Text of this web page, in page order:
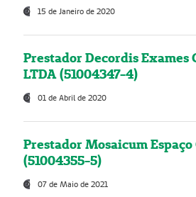
15 de Janeiro de 2020
Prestador Decordis Exames
LTDA (51004347-4)
01 de Abril de 2020
Prestador Mosaicum
(51004355-5)
07 de Maio de 2021